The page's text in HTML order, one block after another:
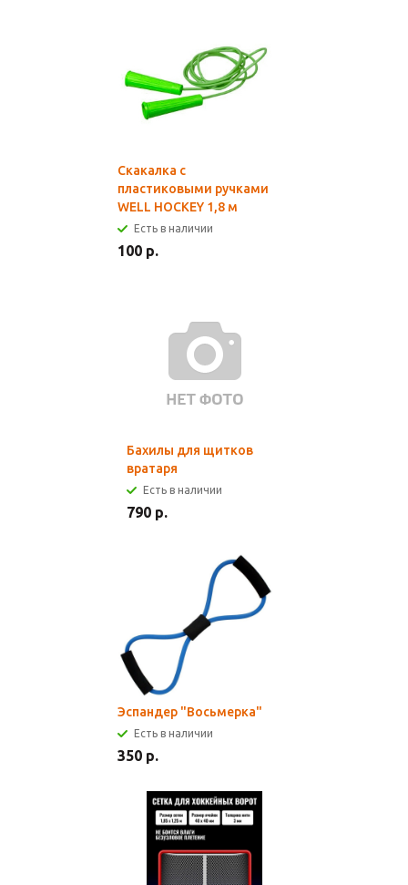
Скакалка с
пластиковыми ручками
WELL HOCKEY 1,8 м
Есть в наличии
100 р.
Бахилы для щитков
вратаря
Есть в наличии
790 р.
Эспандер "Восьмерка"
Есть в наличии
350 р.